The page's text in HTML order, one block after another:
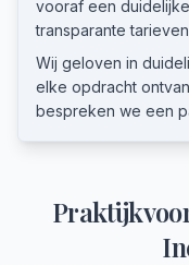
vooraf een
transparante
Wij geloven in
elke opdracht
bespreken we een